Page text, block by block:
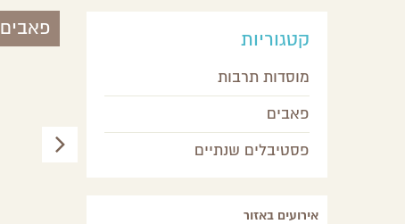
פאבים
קטגוריות
מוסדות תרבות
פאבים
פסטיבלים שנתיים
אירועים באזור